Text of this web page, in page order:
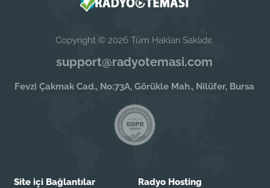
Copyright © 2026 Tüm Hakları Saklıdır.
support@radyotemasi.com
Fevzi Çakmak Cad., No:73A, Görükle Mah., Nilüfer, Bursa
Site içi Bağlantılar Radyo Hosting